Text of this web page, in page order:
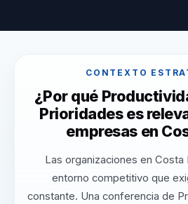
CONTEXTO
¿Por qué
Prioridades es
empresas en
Las organizaciones en Costa
entorno competitivo que
constante. Una conferencia de